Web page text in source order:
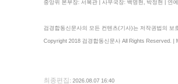
중앙위 본부장: 서복관 | 사무국장: 백명현, 박정현 | 연
검경합동신문사의 모든 컨텐츠(기사)는 저작권법의 보
Copyright 2018 검경합동신문사 All Rights Reserved. |
최종편집 : 2026.08.07 16:40